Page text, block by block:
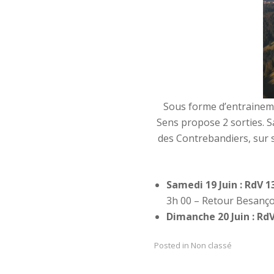
Sous forme
Sens propose 2 sorties.
des Contrebandiers, sur
Samedi 19 Juin : RdV
3h 00 – Retour
Dimanche 20 Juin :
Posted in Non classé